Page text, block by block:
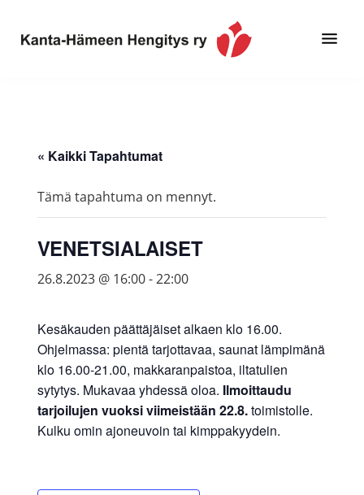
pääsisältöön
alatunnisteeseen
Hengitys
erityisesti
sinua
keuhkoahtaumatauti,uniapnea,
muut
sisäilma
allergiat.
« Kaikki Tapahtumat
Tämä tapahtuma on mennyt.
VENETSIALAISET
26.8.2023 @ 16:00-22:00
Kesäkauden päättäjäiset alkaen klo 16.00.
Ohjelmassa: pientä tarjottavaa, saunat lämpimänä
klo 16.00-21.00, makkaranpaistoa, iltatulien
sytytys. Mukavaa yhdessä oloa. Ilmoittaudu
tarjoilujen vuoksi viimeistään 22.8.toimistolle.
Kulku omin ajoneuvoin tai kimppakyydein.